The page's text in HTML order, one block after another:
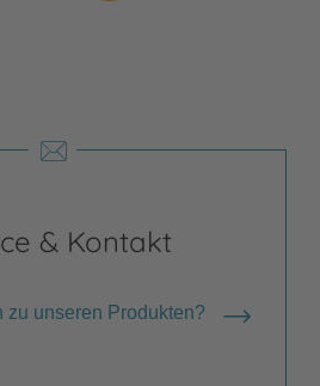
& Kontakt
zu unseren Produkten?